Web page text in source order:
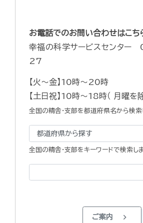
お電話でのお問い合わせはこち
幸福の科学サービスセンタ
27
【火～金】10時～20時
【土日祝】10時～18時（ 月曜を除
全国の精舎・支部を都道府県名から検索
全国の精舎・支部をキーワードで検索しま
ご案内 chevron_right